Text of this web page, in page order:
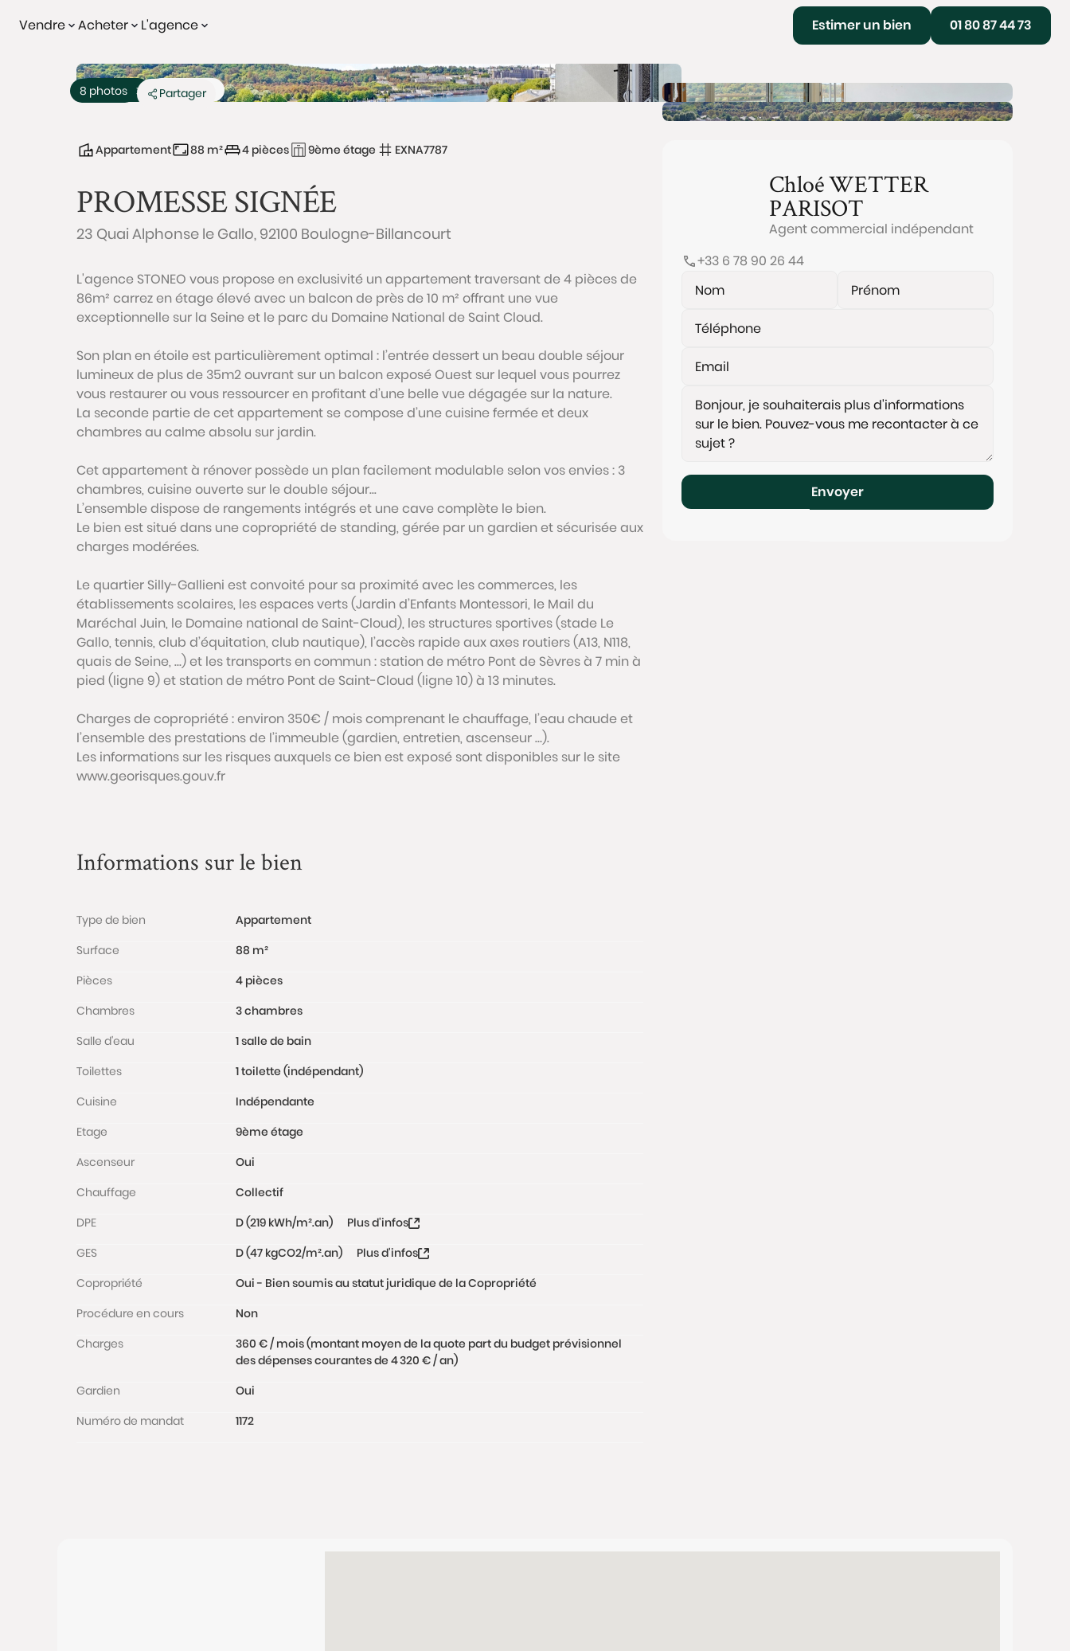
Vendre Acheter L'agence Estimer un bien 01 80 87 44 73
Promesse Exclusivité
8 photos Partager
Appartement 88 m² 4 pièces 9ème étage EXNA7787
PROMESSE SIGNÉE
23 Quai Alphonse le Gallo, 92100 Boulogne-Billancourt
L'agence STONEO vous propose en exclusivité un appartement traversant de 4 pièces de
86m² carrez en étage élevé avec un balcon de près de 10 m² offrant une vue
exceptionnelle sur la Seine et le parc du Domaine National de Saint Cloud.
Son plan en étoile est particulièrement optimal : l’entrée dessert un beau double séjour
lumineux de plus de 35m2 ouvrant sur un balcon exposé Ouest sur lequel vous pourrez
vous restaurer ou vous ressourcer en profitant d’une belle vue dégagée sur la nature.
La seconde partie de cet appartement se compose d’une cuisine fermée et deux
chambres au calme absolu sur jardin.
Cet appartement à rénover possède un plan facilement modulable selon vos envies : 3
chambres, cuisine ouverte sur le double séjour...
L’ensemble dispose de rangements intégrés et une cave complète le bien.
Le bien est situé dans une copropriété de standing, gérée par un gardien et sécurisée aux
charges modérées.
Le quartier Silly-Gallieni est convoité pour sa proximité avec les commerces, les
établissements scolaires, les espaces verts (Jardin d’Enfants Montessori, le Mail du
Maréchal Juin, le Domaine national de Saint-Cloud), les structures sportives (stade Le
Gallo, tennis, club d’équitation, club nautique), l’accès rapide aux axes routiers (A13, N118,
quais de Seine, …) et les transports en commun : station de métro Pont de Sèvres à 7 min à
pied (ligne 9) et station de métro Pont de Saint-Cloud (ligne 10) à 13 minutes.
Charges de copropriété : environ 350€ / mois comprenant le chauffage, l’eau chaude et
l’ensemble des prestations de l’immeuble (gardien, entretien, ascenseur …).
Les informations sur les risques auxquels ce bien est exposé sont disponibles sur le site
www.georisques.gouv.fr
Informations sur le bien
Type de bien
Appartement
Surface
88 m²
Pièces
4 pièces
Chambres
3 chambres
Salle d'eau
1 salle de bain
Toilettes
1 toilette (indépendant)
Cuisine
Indépendante
Etage
9ème étage
Ascenseur
Oui
Chauffage
Collectif
DPE
D (219 kWh/m².an)
Plus d'infos
GES
D (47 kgCO2/m².an)
Plus d'infos
Copropriété
Oui - Bien soumis au statut juridique de la Copropriété
Procédure en cours
Non
Charges
360 € / mois (montant moyen de la quote part du budget prévisionnel
des dépenses courantes de 4 320 € / an)
Gardien
Oui
Numéro de mandat
1172
ChloéWETTER
PARISOT
Agent commercial indépendant
+33 6 78 90 26 44
Envoyer